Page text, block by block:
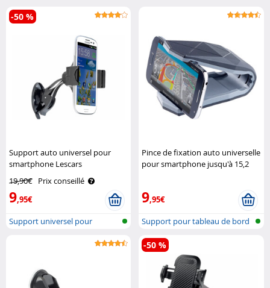
Support auto universel pour
smartphone Lescars
19,90€ Prix conseillé
9,95€
-50 %
Support universel pour
Pince de fixation auto universelle
pour smartphone jusqu'à 15,2
9,95€
Support pour tableau de bord
de voi..
-50 %